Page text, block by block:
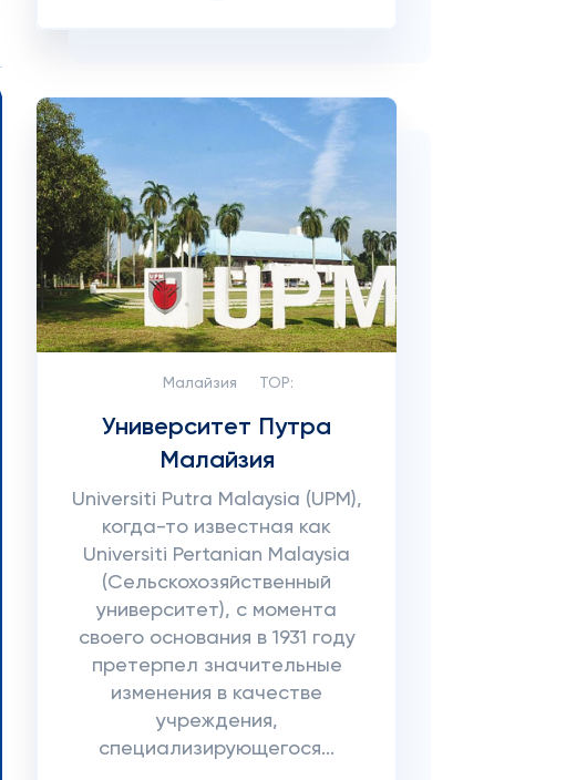
Малайзия TOP:
Университет Путра
Малайзия
Universiti Putra Malaysia (UPM),
когда-то известная как
Universiti Pertanian Malaysia
(Сельскохозяйственный
университет), с момента
своего основания в 1931 году
претерпел значительные
изменения в качестве
учреждения,
специализирующегося...